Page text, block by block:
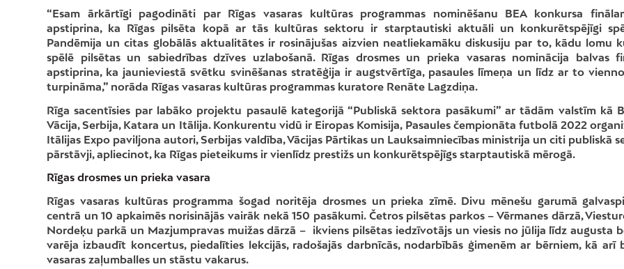
“Esam ārkārtīgi pagodināti par Rīgas vasaras kultūras programmas nominēšanu BEA konkursa
apstiprina, ka Rīgas pilsēta kopā ar tās kultūras sektoru ir starptautiski aktuāli un konkurētspējīgi
Pandēmija un citas globālās aktualitātes ir rosinājušas aizvien neatliekamāku diskusiju par to, kādu lomu
spēlē pilsētas un sabiedrības dzīves uzlabošanā. Rīgas drosmes un prieka vasaras nominācija balvas
apstiprina, ka jaunieviestā svētku svinēšanas stratēģija ir augstvērtīga, pasaules līmeņa un līdz ar to
turpināma,” norāda Rīgas vasaras kultūras programmas kuratore Renāte Lagzdiņa.
Rīga sacentīsies par labāko projektu pasaulē kategorijā “Publiskā sektora pasākumi” ar tādām valstīm kā
Vācija, Serbija, Katara un Itālija. Konkurentu vidū ir Eiropas Komisija, Pasaules čempionāta futbolā 2022
Itālijas Expo paviljona autori, Serbijas valdība, Vācijas Pārtikas un Lauksaimniecības ministrija un citi publiskā
pārstāvji, apliecinot, ka Rīgas pieteikums ir vienlīdz prestižs un konkurētspējīgs starptautiskā mērogā.
Rīgas drosmes un prieka vasara
Rīgas vasaras kultūras programma šogad noritēja drosmes un prieka zīmē. Divu mēnešu garumā
centrā un 10 apkaimēs norisinājās vairāk nekā 150 pasākumi. Četros pilsētas parkos – Vērmanes dārzā,
Nordeķu parkā un Mazjumpravas muižas dārzā – ikviens pilsētas iedzīvotājs un viesis no jūlija līdz augusta
varēja izbaudīt koncertus, piedalīties lekcijās, radošajās darbnīcās, nodarbībās ģimenēm ar bērniem, kā arī
vasaras zaļumballes un stāstu vakarus.